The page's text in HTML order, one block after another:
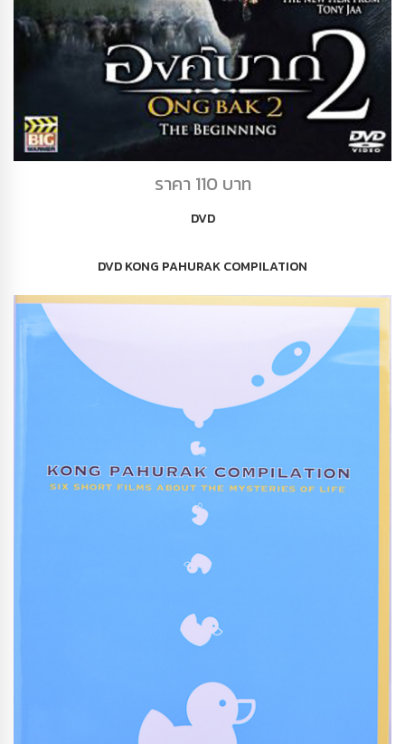
ราคา 110 บาท
DVD
DVD KONG PAHURAK COMPILATION